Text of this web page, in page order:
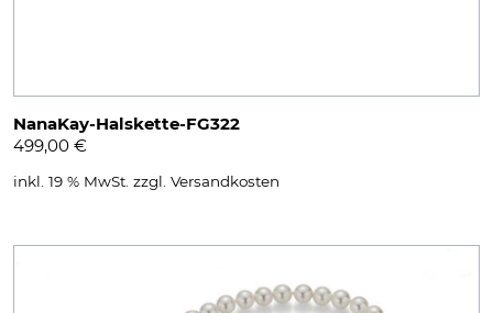
NanaKay-Halskette-FG322
499,00 €
inkl. 19 % MwSt. zzgl. Versandkosten